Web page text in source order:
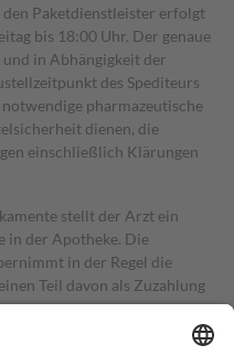
den Paketdienstleister erfolgt
bis 18:00 Uhr. Der genaue
in Abhängigkeit der
des Spediteurs
pharmazeutische
dienen, die
einschließlich Klärungen
stellt der Arzt ein
in der Apotheke. Die
in der Regel die
Teil davon als Zuzahlung
in Höhe von zehn